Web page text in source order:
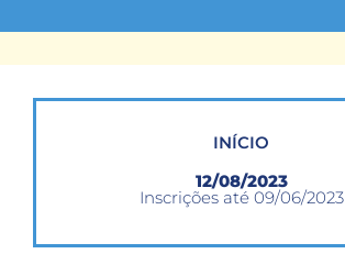
INÍCIO
12/08/2023
Inscrições até 09/06/2023